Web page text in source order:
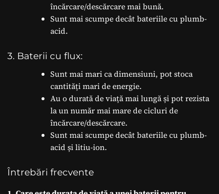
încărcare/descărcare mai bună.
Sunt mai scumpe decât bateriile cu plumb-
acid.
3. Baterii cu flux:
Sunt mai mari ca dimensiuni, pot stoca
cantități mari de energie.
Au o durată de viață mai lungă și pot rezista
la un număr mai mare de cicluri de
încărcare/descărcare.
Sunt mai scumpe decât bateriile cu plumb-
acid și litiu-ion.
Întrebări frecvente